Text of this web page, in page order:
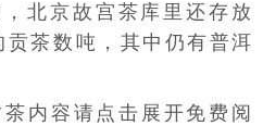
北京故宫茶库里还存放
茶数吨，其中仍有普洱
内容请点击展开免费阅